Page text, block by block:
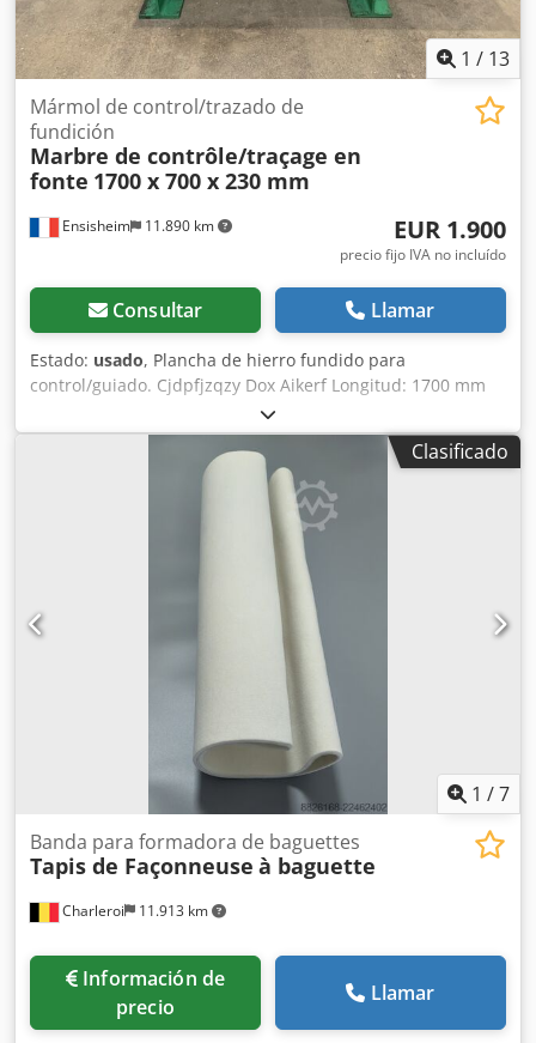
1 / 13
Ensisheim 11.890 km
Mármol de control/trazado de
fundición
Marbre de contrôle/traçage en
fonte 1700 x 700 x 230 mm
EUR 1.900
precio fijo IVA no incluído
Consultar Llamar
Estado: usado, Plancha de hierro fundido para
control/guiado. Cjdpfjzqzy Dox Aikerf Longitud: 1700 mm
Anchura: 700 mm Grosor: 230 mm Altura sobre los apoyos:
940 mm Peso: 0,8 toneladas
Clasificado
1 /7
Charleroi 11.913 km
Banda para formadora de baguettes
Tapis de Façonneuse à baguette
Información de
precio
Llamar